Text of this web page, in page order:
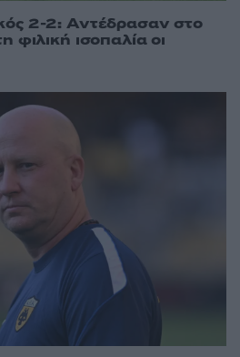
2-2: Αντέδρασαν στο
φιλική ισοπαλία οι